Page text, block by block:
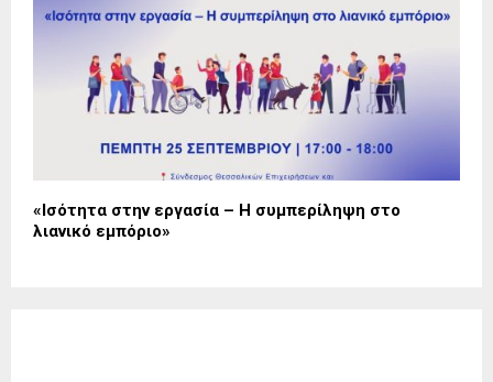
«Ισότητα στην εργασία – Η συμπερίληψη στο
λιανικό εμπόριο»